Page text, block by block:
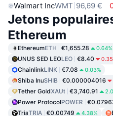
Walmart IncWMT 96,69 €
Jetons
Ethereum
EthereumETH €1,655.28 0.64%
UNUS SED LEOLEO €8.40
ChainlinkLINK €7.08 0.03%
Shiba InuSHIB €0.000004016
Tether GoldXAUt €3,740.91
Power ProtocolPOWER
TriaTRIA €0.00749 4.38%